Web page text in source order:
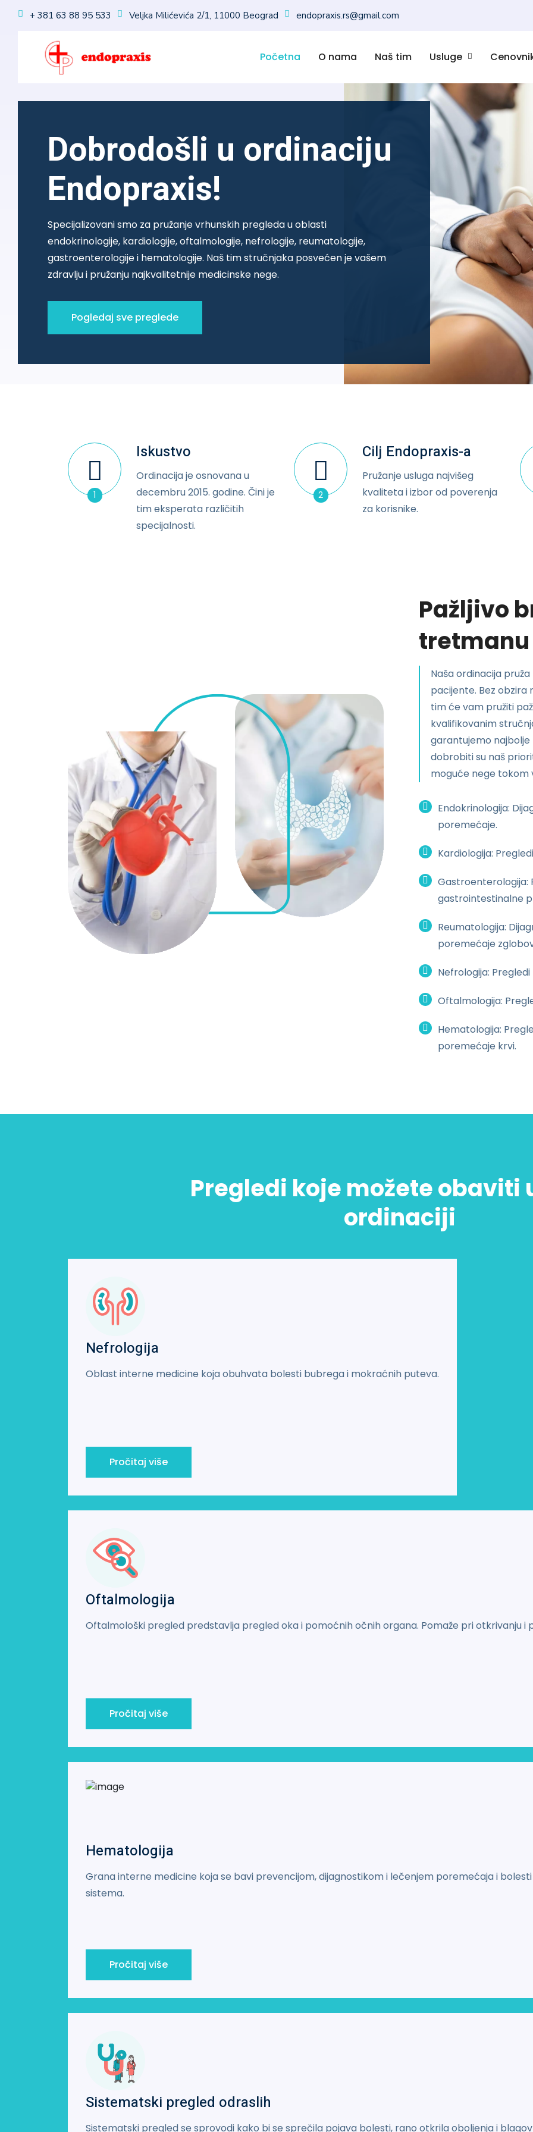
+ 381 63 88 95 533 Veljka Milićevića 2/1, 11000 Beograd endopraxis.rs@gmail.com
Početna O nama Naš tim Usluge
Dobrodošli u ordinaciju
Endopraxis!
Specijalizovani smo za pružanje vrhunskih pregleda u oblasti
endokrinologije, kardiologije, oftalmologije, nefrologije, reumatologije,
gastroenterologije i hematologije. Naš tim stručnjaka posvećen je vašem
zdravlju i pružanju najkvalitetnije medicinske nege.
Pogledaj sve preglede
1
Iskustvo
Ordinacija je osnovana u
decembru 2015. godine. Čini je
tim eksperata različitih
specijalnosti.
2
Cilj Endopraxis-a
Pružanje usluga najvišeg
kvaliteta i izbor od poverenja
za korisnike.
Pažljivo
Naša ordinacija
pacijente. Bez
tim će vam pružiti
kvalifikovanim
garantujemo najbolje
dobrobiti su naš
moguće nege tokom
Endokrinologija:
poremećaje.
Kardiologija:
Gastroenterologija:
gastrointestinalne
Reumatologija:
poremećaje
Nefrologija:
Oftalmologija:
Hematologija:
poremećaje krvi.
Pregledi koje možete obaviti
ordinaciji
Nefrologija
Oblast interne medicine koja obuhvata bolesti bubrega i mokraćnih puteva.
Pročitaj više
Oftalmologija
Oftalmološki pregled predstavlja pregled oka i pomoćnih očnih organa. Pomaže pri otkrivanju i
Pročitaj više
Hematologija
Grana interne medicine koja se bavi prevencijom, dijagnostikom i lečenjem poremećaja i
sistema.
Pročitaj više
Sistematski pregled odraslih
Sistematski pregled se sprovodi kako bi se sprečila pojava bolesti, rano otkrila oboljenja i